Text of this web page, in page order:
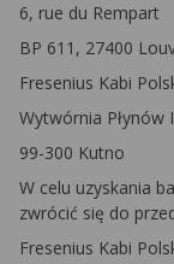
6, rue du Rempart
BP 611, 27400
Fresenius Kabi
Wytwórnia Płynów
99-300 Kutno
W celu uzyskania
zwrócić się do
Fresenius Kabi